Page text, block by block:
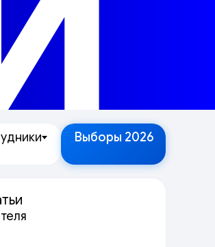
Выборы 2026